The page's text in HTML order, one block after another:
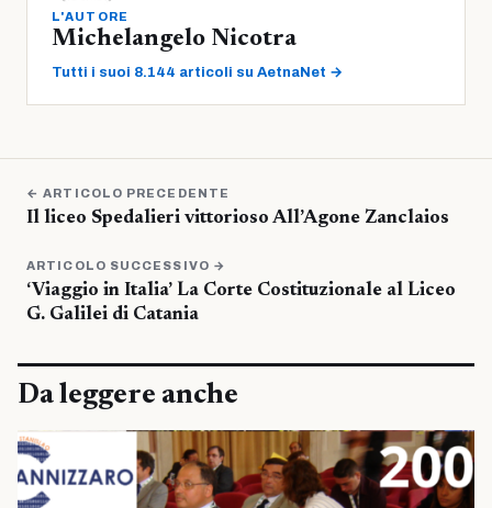
L'AUTORE
Michelangelo Nicotra
Tutti i suoi 8.144 articoli su AetnaNet →
← ARTICOLO PRECEDENTE
Il liceo Spedalieri vittorioso All’Agone Zanclaios
ARTICOLO SUCCESSIVO →
‘Viaggio in Italia’ La Corte Costituzionale al Liceo
G. Galilei di Catania
Da leggere anche